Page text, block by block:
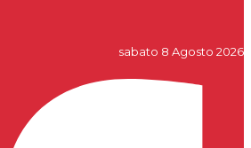
sabato 8 Agosto 2026